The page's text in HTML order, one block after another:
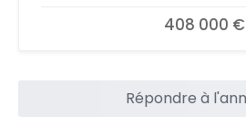
408 000 €
Répondre à